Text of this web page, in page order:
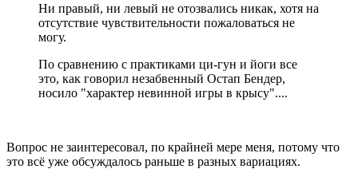
Ни правый, ни левый не отозвались никак, хотя на
отсутствие чувствительности пожаловаться не
могу.
По сравнению с практиками ци-гун и йоги все
это, как говорил незабвенный Остап Бендер,
носило "характер невинной игры в крысу"....
Вопрос не заинтересовал, по крайней мере меня, потому что
это всё уже обсуждалось раньше в разных вариациях.